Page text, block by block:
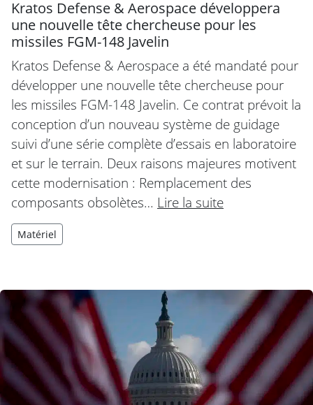
Kratos Defense & Aerospace développera
une nouvelle tête chercheuse pour les
missiles FGM-148 Javelin
Kratos Defense & Aerospace a été mandaté pour
développer une nouvelle tête chercheuse pour
les missiles FGM-148 Javelin. Ce contrat prévoit la
conception d’un nouveau système de guidage
suivi d’une série complète d’essais en laboratoire
et sur le terrain. Deux raisons majeures motivent
cette modernisation : Remplacement des
composants obsolètes… Lire la suite
Matériel